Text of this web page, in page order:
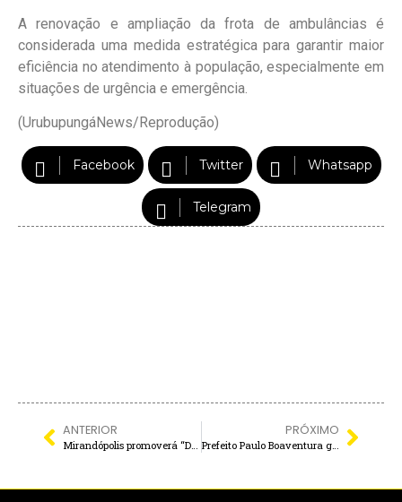
A renovação e ampliação da frota de ambulâncias é
considerada uma medida estratégica para garantir maior
eficiência no atendimento à população, especialmente em
situações de urgência e emergência.
(UrubupungáNews/Reprodução)
Facebook Twitter Whatsapp
Telegram
ANTERIOR
Mirandópolis promoverá “DIVERSÃO NA PRAÇA” durante o Carnaval
PRÓXIMO
Prefeito Paulo Boaventura garante entrega de kits escolares na 1ª semana do ano letivo